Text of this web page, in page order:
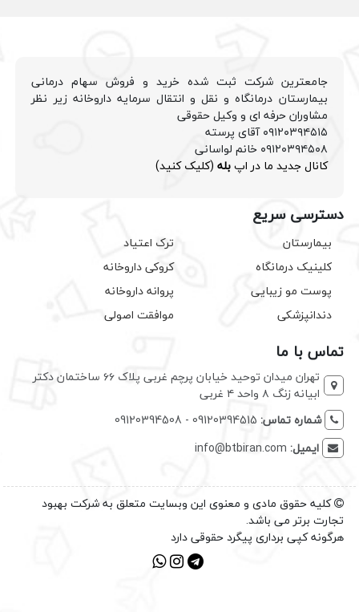
جامعترین شرکت ثبت شده خرید و فروش سهام درمانی
بیمارستان درمانگاه و نقل و انتقال سرمایه داروخانه زیر نظر
مشاوران حرفه ای و وکیل حقوقی
۰۹۱۲۰۳۹۴۵۱۵ آقای پرسته
۰۹۱۲۰۳۹۴۵۰۸ خانم لواسانی
کانال جدید ما در اپبله (کلیک کنید)
دسترسی سریع
بیمارستان
کلینیک درمانگاه
پوست مو زیبایی
دندانپزشکی
ترک اعتیاد
کروکی داروخانه
پروانه داروخانه
موافقت اصولی
تماس با ما
تهران میدان توحید خیابان پرچم غربی پلاک ۶۶ ساختمان دکتر
ابیانه زنگ ۸ واحد ۴ غربی
شماره تماس: 09120394515 - 09120394508
ایمیل: info@btbiran.com
کلیه حقوق مادی و معنوی این وبسایت متعلق به شرکت بهبود
تجارت برتر می باشد.
هرگونه کپی برداری پیگرد حقوقی دارد